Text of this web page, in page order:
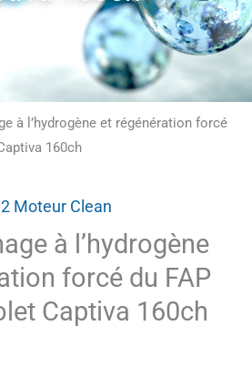
à l’hydrogène et régénération forcé
160ch
Moteur Clean
à l’hydrogène
forcé du FAP
Captiva 160ch